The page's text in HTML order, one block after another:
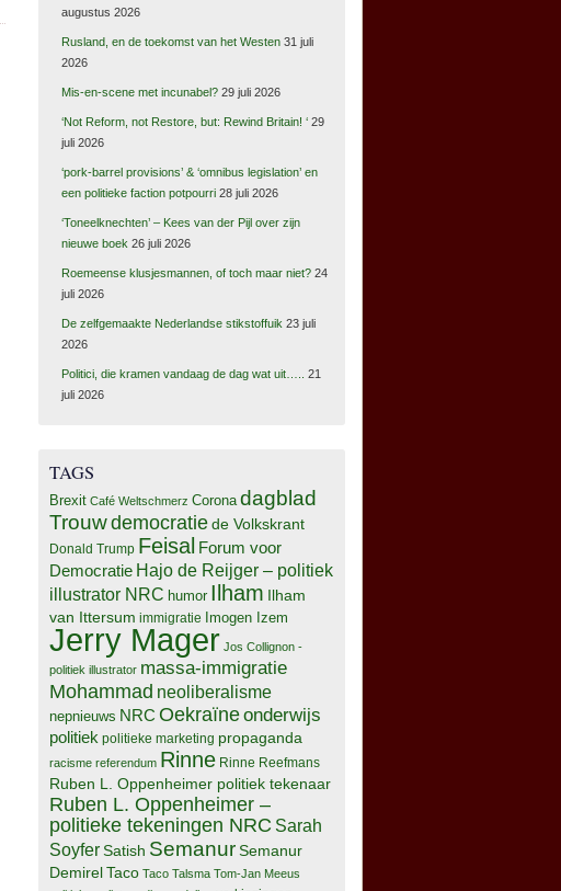
augustus 2026
Rusland, en de toekomst van het Westen 31 juli
2026
Mis-en-scene met incunabel? 29 juli 2026
‘Not Reform, not Restore, but: Rewind Britain! ‘ 29
juli 2026
‘pork-barrel provisions’ & ‘omnibus legislation’ en
een politieke faction potpourri 28 juli 2026
‘Toneelknechten’ – Kees van der Pijl over zijn
nieuwe boek 26 juli 2026
Roemeense klusjesmannen, of toch maar niet? 24
juli 2026
De zelfgemaakte Nederlandse stikstoffuik 23 juli
2026
Politici, die kramen vandaag de dag wat uit…..
21
juli 2026
TAGS
Brexit Café Weltschmerz Corona dagblad
Trouwdemocratiede Volkskrant
Donald Trump Feisal Forum voor
Democratie Hajo de Reijger – politiek
illustrator NRC humor Ilham Ilham
van Ittersum immigratie Imogen Izem
Jerry Mager Jos Collignon -
politiek illustrator massa-immigratie
Mohammad neoliberalisme
nepnieuws NRC Oekraïneonderwijs
politiek politieke marketing propaganda
racisme referendum Rinne Rinne Reefmans
Ruben L. Oppenheimer politiek tekenaar
Ruben L. Oppenheimer –
politieke tekeningen NRC Sarah
Soyfer Satish SemanurSemanur
DemirelTaco Taco Talsma Tom-Jan Meeus